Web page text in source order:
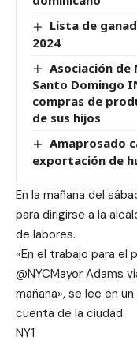
Lista de
2024
Asociación de
Santo Domingo
compras de
de sus hijos
Amaprosado
exportación de
En la mañana del
para dirigirse a la
de labores.
«En el trabajo para el
@NYCMayor Adams
mañana», se lee en
cuenta de la ciudad.
NY1